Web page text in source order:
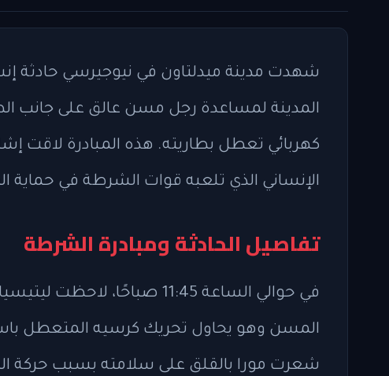
شهدت مدينة ميدلتاون في نيوجيرسي حادثة
كهربائي تعطل بطاريته. هذه المبادرة لاقت
الإنساني الذي تلعبه قوات الشرطة في حماية
تفاصيل الحادثة ومبادرة الشرطة
في حوالي الساعة 11:45
المسن وهو يحاول تحريك كرسيه المتعطل
شعرت مورا بالقلق على سلامته بسبب حركة